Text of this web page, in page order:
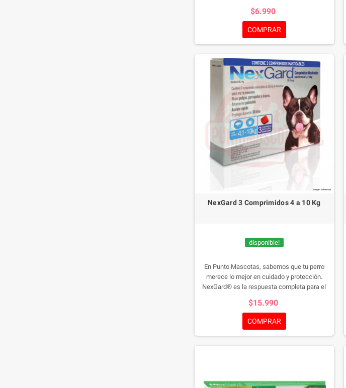
antiparasitario masticable con sabor a carne
no solo es eficiente sino también delicioso
para tu mascota.
Desde las 8 semanas de
edad y 2 kg de peso, NexGard® es seguro para
comprimidos y brinda a tu perro una defensa
robusta con NexGard®. NexGard 1
Comprimidos 4 a 10 Kg
$6.990
COMPRAR
NexGard 3 Comprimidos 4 a 10 Kg
disponible!
En Punto Mascotas, sabemos que tu perro
merece lo mejor en cuidado y protección.
NexGard® es la respuesta completa para el
antiparasitario masticable con sabor a carne
edad y 2 kg de peso, NexGard® es seguro para
$15.990
COMPRAR